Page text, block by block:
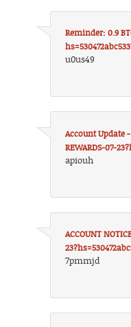
Reminder: 0.9
u0us49
Account Update
REWARDS-07-
apiouh
ACCOUNT
7pmmjd